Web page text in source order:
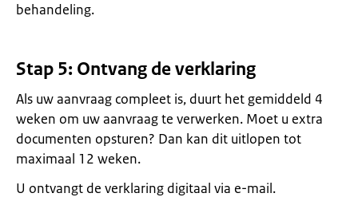
behandeling.
Stap 5: Ontvang de verklaring
Als uw aanvraag compleet is, duurt het gemiddeld 4
weken om uw aanvraag te verwerken. Moet u extra
documenten opsturen? Dan kan dit uitlopen tot
maximaal 12 weken.
U ontvangt de verklaring digitaal via e-mail.